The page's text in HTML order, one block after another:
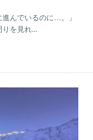
んでいるのに…。」
を見れ...